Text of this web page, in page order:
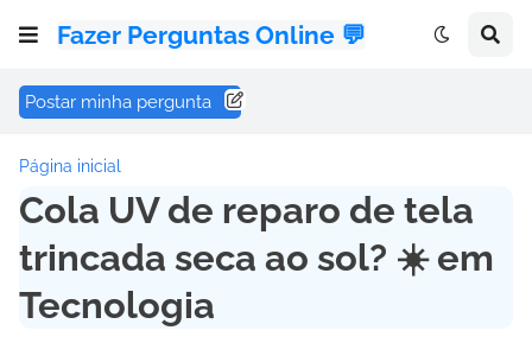
Fazer Perguntas Online 💬
Postar minha pergunta
Página inicial
Cola UV de reparo de tela
trincada seca ao sol? ☀️ em
Tecnologia